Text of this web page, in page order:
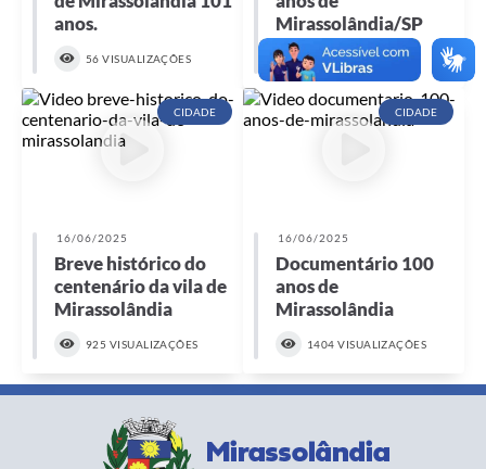
anos.
56 VISUALIZAÇÕES
Mirassolândia/SP
46 VISUALIZAÇÕES
CIDADE
16/06/2025
Breve histórico do
centenário da vila de
Mirassolândia
925 VISUALIZAÇÕES
CIDADE
16/06/2025
Documentário 100
anos de
Mirassolândia
1404 VISUALIZAÇÕES